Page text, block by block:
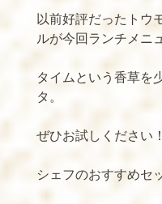
以前好評だったトウ
ルが今回ランチメニ
タイムという香草を
タ。
ぜひお試しください！
シェフのおすすめセ